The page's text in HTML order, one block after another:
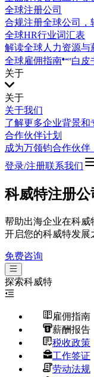
全球注册公司
合规注册全球公司，
全球HR行业词汇表
解读全球人力资源与
全球雇佣指南
白皮
关于
关于
关于我们
了解更多企业背景和
合作伙伴计划
成为万领钧合作伙
登录/注册联系我们
科威特注册公
帮助出海企业在科威
开启您的科威特发展
免费咨询
探索科威特
雇佣指南
薪酬报告
税收政策
工作签证
劳动法规